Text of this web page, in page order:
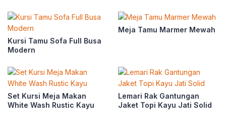
Kursi Tamu Sofa Full Busa
Modern
Meja Tamu Marmer Mewah
Set Kursi Meja Makan
White Wash Rustic Kayu
Lemari Rak Gantungan
Jaket Topi Kayu Jati Solid